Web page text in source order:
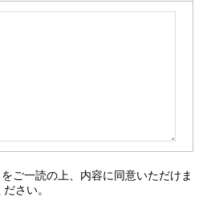
をご一読の上、内容に同意いただけま
さい。